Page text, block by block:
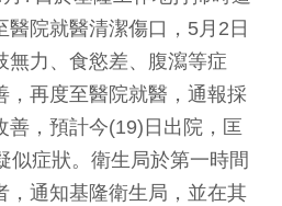
院就醫清潔傷口，5月2日
無力、食慾差、腹瀉等症
，再度至醫院就醫，通報採
善，預計今(19)日出院，匡
似症狀。衛生局於第一時間
，通知基隆衛生局，並在其